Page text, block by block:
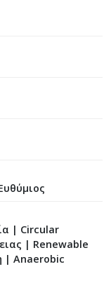
| Circular
| Renewable
| Anaerobic